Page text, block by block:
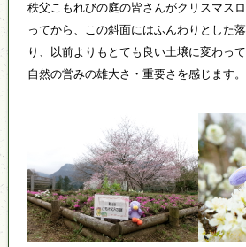
秩父こもれびの庭の皆さんがクリスマス
ってから、この斜面にはふんわりとした
り、以前よりもとても良い土壌に変わっ
自然の営みの雄大さ・重要さを感じます。